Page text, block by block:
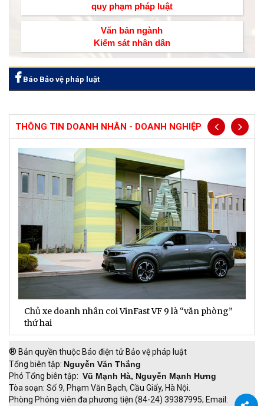
quy phạm pháp luật
Văn bản ngành
Kiểm sát nhân dân
Báo Bảo vệ pháp luật
THÔNG TIN DOANH NHÂN - DOANH NGHIỆP
Chủ xe doanh nhân coi VinFast VF 9 là “văn phòng”
thứ hai
® Bản quyền thuộc Báo điện tử Bảo vệ pháp luật
Tổng biên tập: Nguyễn Văn Thắng
Phó Tổng biên tập: Vũ Mạnh Hà, Nguyễn Mạnh Hưng
Tòa soạn: Số 9, Phạm Văn Bạch, Cầu Giấy, Hà Nội.
Phòng Phóng viên đa phương tiện (84-24) 39387995; Email: